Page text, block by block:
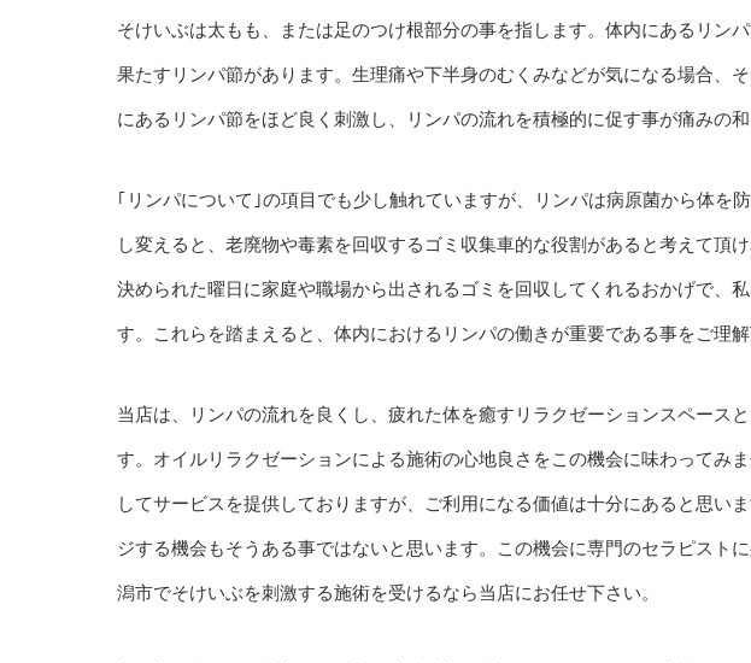
そけいぶは太もも、または足のつけ根部分の事を指します。体内にあるリン
果たすリンパ節があります。生理痛や下半身のむくみなどが気になる場合、
にあるリンパ節をほど良く刺激し、リンパの流れを積極的に促す事が痛みの和
｢リンパについて｣の項目でも少し触れていますが、リンパは病原菌から体を
し変えると、老廃物や毒素を回収するゴミ収集車的な役割があると考えて頂
決められた曜日に家庭や職場から出されるゴミを回収してくれるおかげで、
す。これらを踏まえると、体内におけるリンパの働きが重要である事をご理解
当店は、リンパの流れを良くし、疲れた体を癒すリラクゼーションスペース
す。オイルリラクゼーションによる施術の心地良さをこの機会に味わってみ
してサービスを提供しておりますが、ご利用になる価値は十分にあると思い
ジする機会もそうある事ではないと思います。この機会に専門のセラピスト
潟市でそけいぶを刺激する施術を受けるなら当店にお任せ下さい。